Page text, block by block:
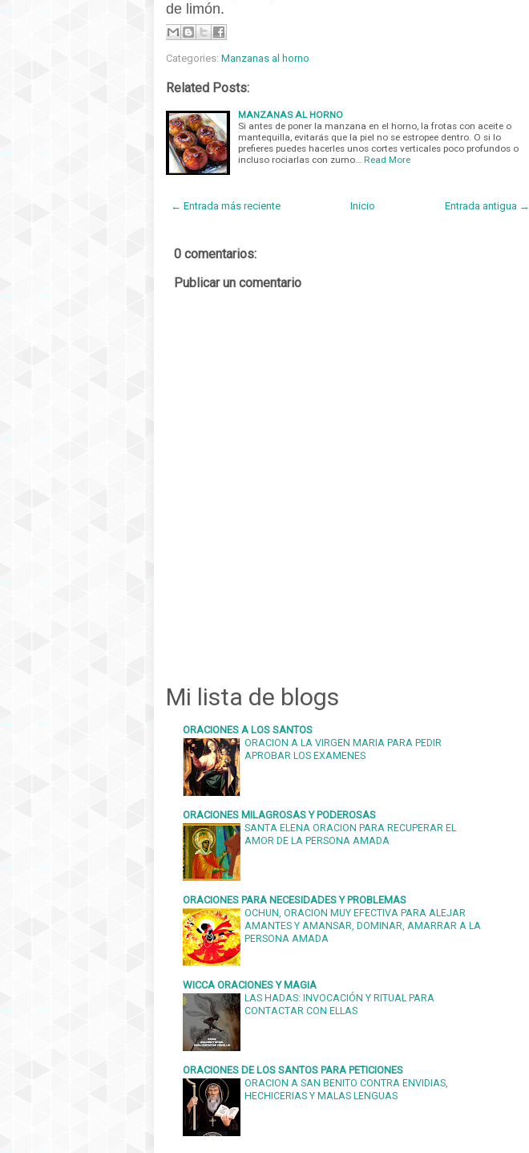
de limón.
Categories: Manzanas al horno
Related Posts:
MANZANAS AL HORNO
Si antes de poner la manzana en el horno, la frotas con aceite o
mantequilla, evitarás que la piel no se estropee dentro. O si lo
prefieres puedes hacerles unos cortes verticales poco profundos o
incluso rociarlas con zumo…
Read More
← Entrada más reciente Entrada antigua →
Inicio
0 comentarios:
Publicar un comentario
Mi lista de blogs
ORACIONES A LOS SANTOS
ORACION A LA VIRGEN MARIA PARA PEDIR
APROBAR LOS EXAMENES
ORACIONES MILAGROSAS Y PODEROSAS
SANTA ELENA ORACION PARA RECUPERAR EL
AMOR DE LA PERSONA AMADA
ORACIONES PARA NECESIDADES Y PROBLEMAS
OCHUN, ORACION MUY EFECTIVA PARA ALEJAR
AMANTES Y AMANSAR, DOMINAR, AMARRAR A LA
PERSONA AMADA
WICCA ORACIONES Y MAGIA
LAS HADAS: INVOCACIÓN Y RITUAL PARA
CONTACTAR CON ELLAS
ORACIONES DE LOS SANTOS PARA PETICIONES
ORACION A SAN BENITO CONTRA ENVIDIAS,
HECHICERIAS Y MALAS LENGUAS